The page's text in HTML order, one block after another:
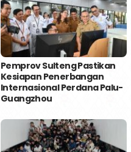
Pemprov Sulteng Pastikan
Kesiapan Penerbangan
Internasional Perdana Palu-
Guangzhou